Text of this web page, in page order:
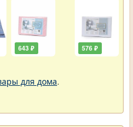
643 ₽ 576 ₽
для дома.